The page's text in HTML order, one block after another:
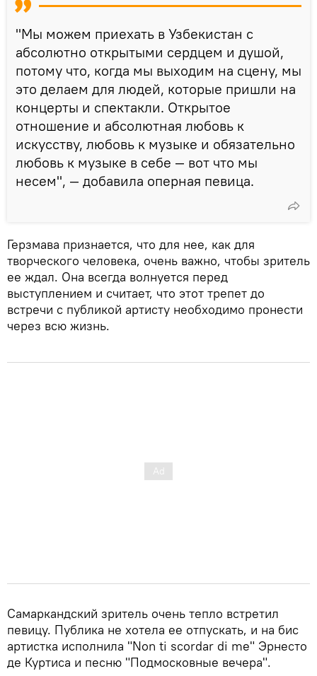
"Мы можем приехать в Узбекистан с
абсолютно открытыми сердцем и душой,
потому что, когда мы выходим на сцену, мы
это делаем для людей, которые пришли на
концерты и спектакли. Открытое
отношение и абсолютная любовь к
искусству, любовь к музыке и обязательно
любовь к музыке в себе — вот что мы
несем", — добавила оперная певица.
Герзмава признается, что для нее, как для
творческого человека, очень важно, чтобы зритель
ее ждал. Она всегда волнуется перед
выступлением и считает, что этот трепет до
встречи с публикой артисту необходимо пронести
через всю жизнь.
Самаркандский зритель очень тепло встретил
певицу. Публика не хотела ее отпускать, и на бис
артистка исполнила "Non ti scordar di me" Эрнесто
де Куртиса и песню "Подмосковные вечера".